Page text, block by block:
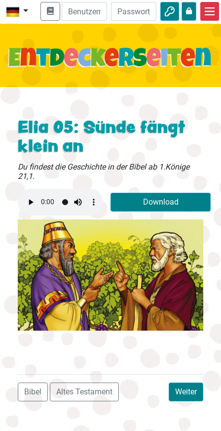
Bibel entdecken
Elia 05: Sünde fängt
klein an
Du findest die Geschichte in der Bibel ab 1.Könige
21,1.
Download
Weiter
Bibel Altes Testament